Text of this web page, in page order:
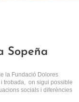
Sopeña
la Fundació Dolores
trobada, on sigui possible
socials i diferències